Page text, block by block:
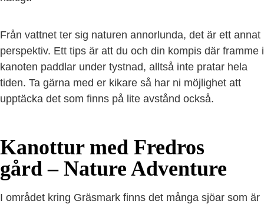
Från vattnet ter sig naturen annorlunda, det är ett annat
perspektiv. Ett tips är att du och din kompis där framme i
kanoten paddlar under tystnad, alltså inte pratar hela
tiden. Ta gärna med er kikare så har ni möjlighet att
upptäcka det som finns på lite avstånd också.
Kanottur med Fredros
gård – Nature Adventure
I området kring Gräsmark finns det många sjöar som är